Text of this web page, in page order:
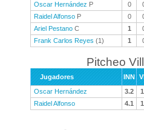
Oscar Hernández P 0
Raidel Alfonso P 0
Ariel Pestano C 1
Frank Carlos Reyes (1) 1
Pitcheo
Jugadores INN
Oscar Hernández
3.2
Raidel Alfonso
4.1